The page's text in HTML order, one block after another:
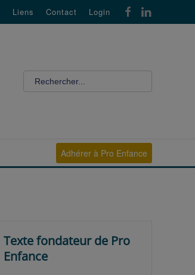
Liens Contact Login
Adhérer à Pro Enfance
Texte fondateur de Pro
Enfance